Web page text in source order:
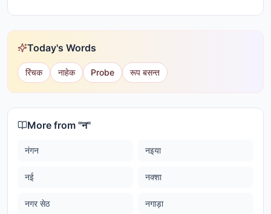
Today's Words
रिंचक नाहेक Probe रूप बसन्त
More from "न"
नंगन नइया
नई नक्शा
नगर सेठ नगाड़ा